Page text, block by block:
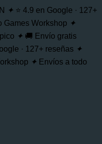
✦ ⭐ 4.9 en Google · 127+
Games Workshop ✦
✦ 🚚 Envío gratis
· 127+ reseñas ✦
✦ Envíos a todo